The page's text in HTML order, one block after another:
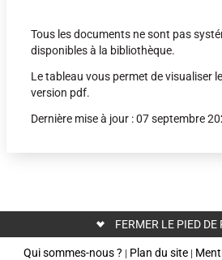
Tous les documents ne sont pas
disponibles à la bibliothèque.
Le tableau vous permet de visualiser
version pdf.
Dernière mise à jour : 07 septembre
FERMER LE PIED DE
Qui sommes-nous ? | Plan du site|